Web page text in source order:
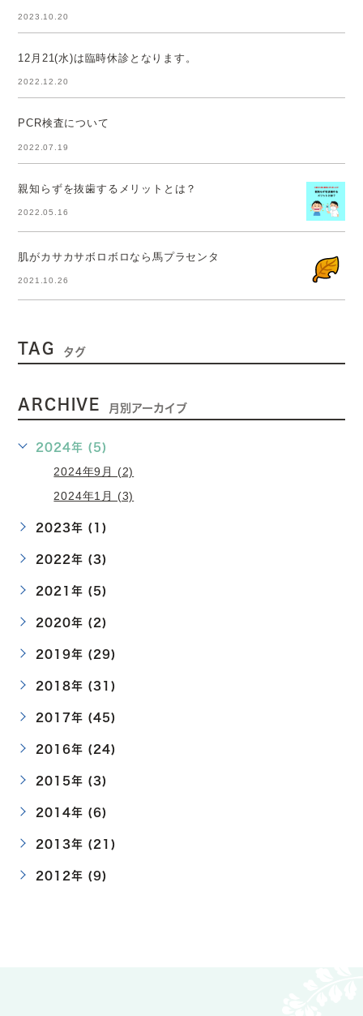
2023.10.20
12月21(水)は臨時休診となります。
2022.12.20
PCR検査について
2022.07.19
親知らずを抜歯するメリットとは？
2022.05.16
肌がカサカサボロボロなら馬プラセンタ
2021.10.26
TAG タグ
ARCHIVE 月別アーカイブ
2024年 (5)
2024年9月 (2)
2024年1月 (3)
2023年 (1)
2022年 (3)
2021年 (5)
2020年 (2)
2019年 (29)
2018年 (31)
2017年 (45)
2016年 (24)
2015年 (3)
2014年 (6)
2013年 (21)
2012年 (9)